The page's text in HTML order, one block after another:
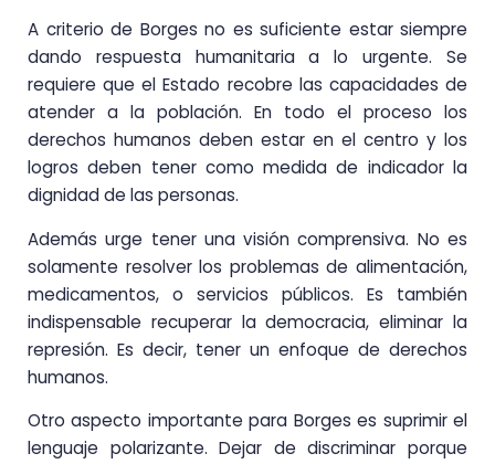
A criterio de Borges no es suficiente estar siempre
dando respuesta humanitaria a lo urgente. Se
requiere que el Estado recobre las capacidades de
atender a la población. En todo el proceso los
derechos humanos deben estar en el centro y los
logros deben tener como medida de indicador la
dignidad de las personas.
Además urge tener una visión comprensiva. No es
solamente resolver los problemas de alimentación,
medicamentos, o servicios públicos. Es también
indispensable recuperar la democracia, eliminar la
represión. Es decir, tener un enfoque de derechos
humanos.
Otro aspecto importante para Borges es suprimir el
lenguaje polarizante. Dejar de discriminar porque